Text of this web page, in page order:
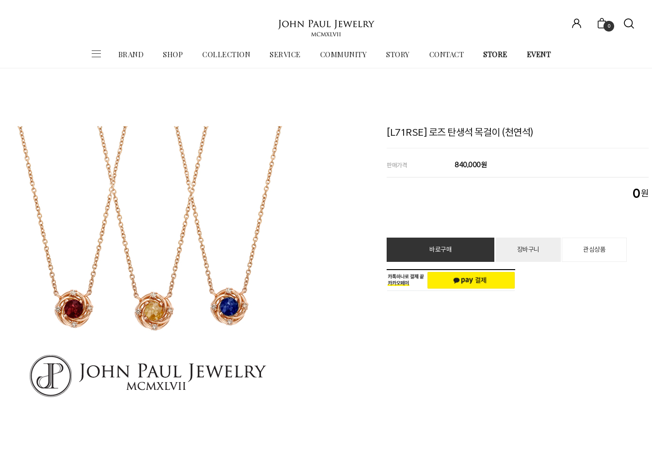
0
BRAND SHOP COLLECTION SERVICE COMMUNITY STORY CONTACT STORE EVENT
[L71RSE] 로즈 탄생석 목걸이 (천연석)
판매가격 840,000원
0원
바로구매 장바구니 관심상품